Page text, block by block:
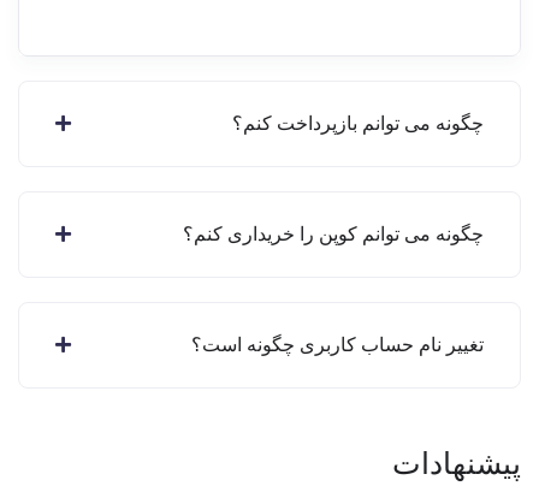
چگونه می توانم بازپرداخت کنم؟
چگونه می توانم کوپن را خریداری کنم؟
تغییر نام حساب کاربری چگونه است؟
پیشنهادات